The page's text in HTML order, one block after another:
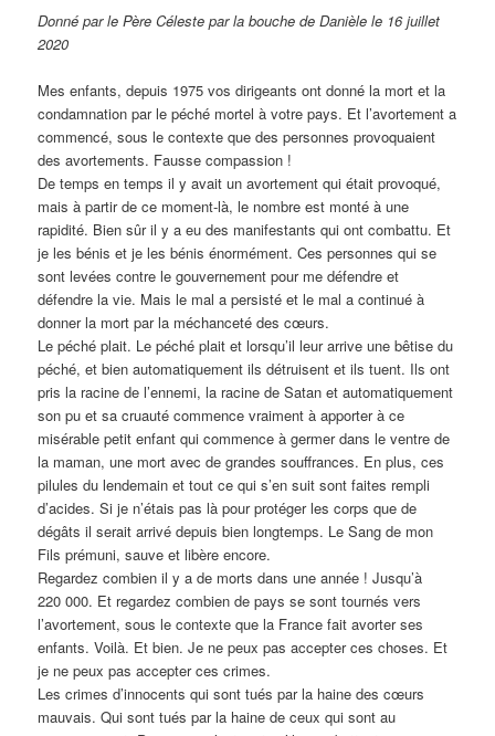
Donné par le Père Céleste par la bouche de Danièle le 16 juillet
2020
Mes enfants, depuis 1975 vos dirigeants ont donné la mort et la
condamnation par le péché mortel à votre pays. Et l’avortement a
commencé, sous le contexte que des personnes provoquaient
des avortements. Fausse compassion !
De temps en temps il y avait un avortement qui était provoqué,
mais à partir de ce moment-là, le nombre est monté à une
rapidité. Bien sûr il y a eu des manifestants qui ont combattu. Et
je les bénis et je les bénis énormément. Ces personnes qui se
sont levées contre le gouvernement pour me défendre et
défendre la vie. Mais le mal a persisté et le mal a continué à
donner la mort par la méchanceté des cœurs.
Le péché plait. Le péché plait et lorsqu’il leur arrive une bêtise du
péché, et bien automatiquement ils détruisent et ils tuent. Ils ont
pris la racine de l’ennemi, la racine de Satan et automatiquement
son pu et sa cruauté commence vraiment à apporter à ce
misérable petit enfant qui commence à germer dans le ventre de
la maman, une mort avec de grandes souffrances. En plus, ces
pilules du lendemain et tout ce qui s’en suit sont faites rempli
d’acides. Si je n’étais pas là pour protéger les corps que de
dégâts il serait arrivé depuis bien longtemps. Le Sang de mon
Fils prémuni, sauve et libère encore.
Regardez combien il y a de morts dans une année ! Jusqu’à
220 000. Et regardez combien de pays se sont tournés vers
l’avortement, sous le contexte que la France fait avorter ses
enfants. Voilà. Et bien. Je ne peux pas accepter ces choses. Et
je ne peux pas accepter ces crimes.
Les crimes d’innocents qui sont tués par la haine des cœurs
mauvais. Qui sont tués par la haine de ceux qui sont au